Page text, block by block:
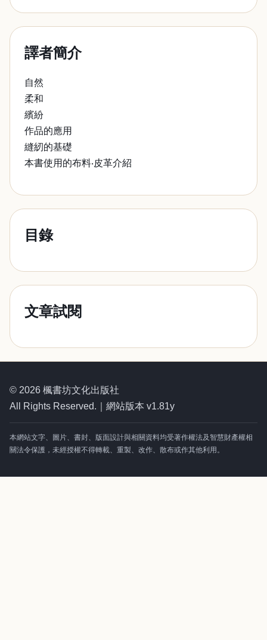
譯者簡介
自然
柔和
繽紛
作品的應用
縫紉的基礎
本書使用的布料‧皮革介紹
目錄
文章試閱
© 2026 楓書坊文化出版社
All Rights Reserved.｜網站版本 v1.81y
本網站文字、圖片、書封、版面設計與相關資料均受著作權法及智慧財產權相
關法令保護，未經授權不得轉載、重製、改作、散布或作其他利用。